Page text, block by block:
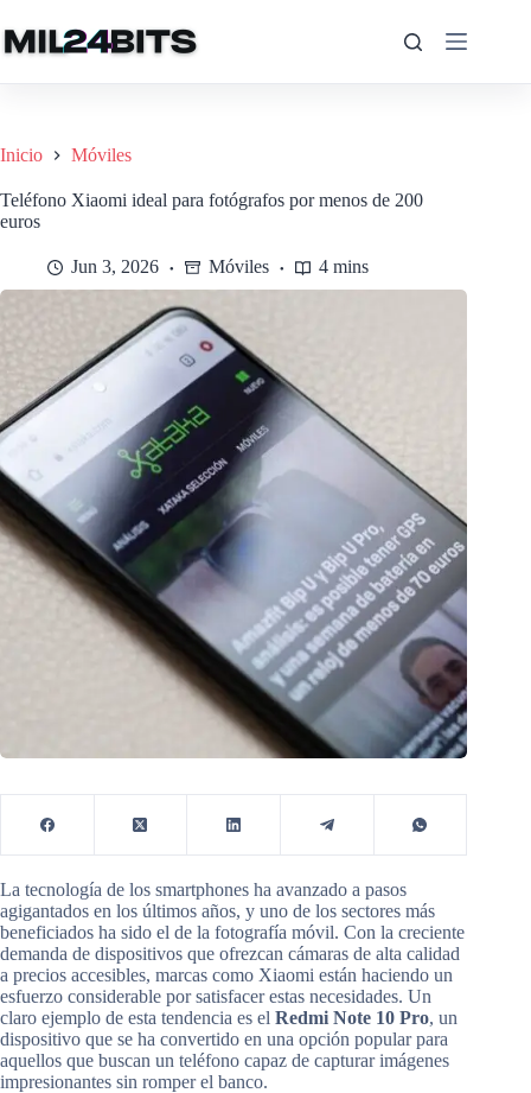
al
contenido
Inicio Móviles
Teléfono Xiaomi ideal para fotógrafos por menos de 200
euros
Jun 3, 2026 Móviles 4 mins
La tecnología de los smartphones ha avanzado a pasos
agigantados en los últimos años, y uno de los sectores más
beneficiados ha sido el de la fotografía móvil. Con la creciente
demanda de dispositivos que ofrezcan cámaras de alta calidad
a precios accesibles, marcas como Xiaomi están haciendo un
esfuerzo considerable por satisfacer estas necesidades. Un
claro ejemplo de esta tendencia es el Redmi Note 10 Pro, un
dispositivo que se ha convertido en una opción popular para
aquellos que buscan un teléfono capaz de capturar imágenes
impresionantes sin romper el banco.